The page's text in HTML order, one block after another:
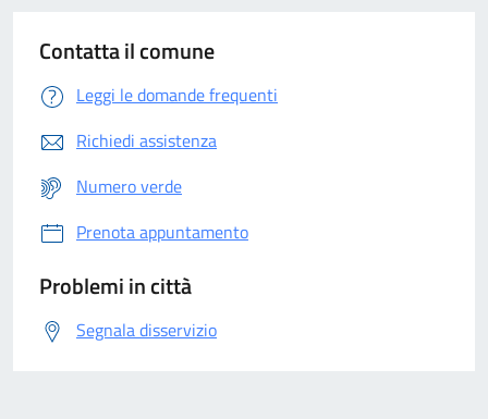
Contatta il comune
Leggi le domande frequenti
Richiedi assistenza
Numero verde
Prenota appuntamento
Problemi in città
Segnala disservizio